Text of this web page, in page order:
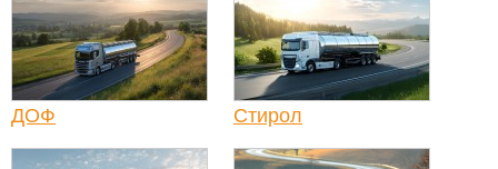
ДОФ Стирол